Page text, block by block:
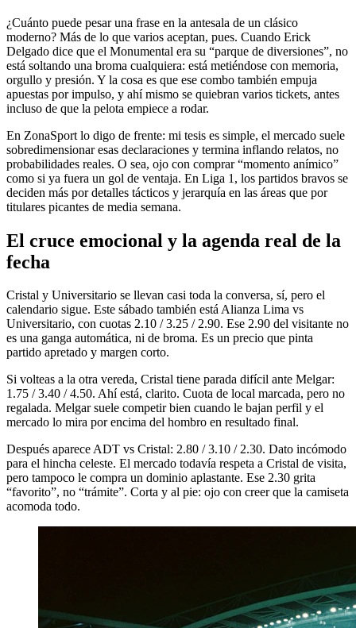
¿Cuánto puede pesar una frase en la antesala de un clásico
moderno? Más de lo que varios aceptan, pues. Cuando Erick
Delgado dice que el Monumental era su “parque de diversiones”, no
está soltando una broma cualquiera: está metiéndose con memoria,
orgullo y presión. Y la cosa es que ese combo también empuja
apuestas por impulso, y ahí mismo se quiebran varios tickets, antes
incluso de que la pelota empiece a rodar.
En ZonaSport lo digo de frente: mi tesis es simple, el mercado suele
sobredimensionar esas declaraciones y termina inflando relatos, no
probabilidades reales. O sea, ojo con comprar “momento anímico”
como si ya fuera un gol de ventaja. En Liga 1, los partidos bravos se
deciden más por detalles tácticos y jerarquía en las áreas que por
titulares picantes de media semana.
El cruce emocional y la agenda real de la
fecha
Cristal y Universitario se llevan casi toda la conversa, sí, pero el
calendario sigue. Este sábado también está Alianza Lima vs
Universitario, con cuotas 2.10 / 3.25 / 2.90. Ese 2.90 del visitante no
es una ganga automática, ni de broma. Es un precio que pinta
partido apretado y margen corto.
Si volteas a la otra vereda, Cristal tiene parada difícil ante Melgar:
1.75 / 3.40 / 4.50. Ahí está, clarito. Cuota de local marcada, pero no
regalada. Melgar suele competir bien cuando le bajan perfil y el
mercado lo mira por encima del hombro en resultado final.
Después aparece ADT vs Cristal: 2.80 / 3.10 / 2.30. Dato incómodo
para el hincha celeste. El mercado todavía respeta a Cristal de visita,
pero tampoco le compra un dominio aplastante. Ese 2.30 grita
“favorito”, no “trámite”. Corta y al pie: ojo con creer que la camiseta
acomoda todo.